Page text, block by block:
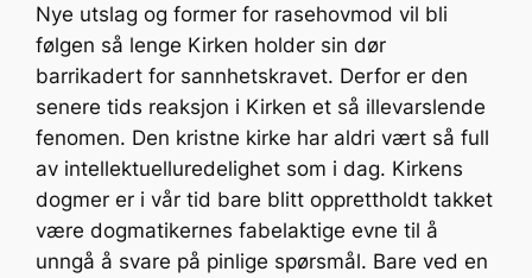
Nye utslag og former for rasehovmod vil bli
følgen så lenge Kirken holder sin dør
barrikadert for sannhetskravet. Derfor er den
senere tids reaksjon i Kirken et så illevarslende
fenomen. Den kristne kirke har aldri vært så full
av intellektuelluredelighet som i dag. Kirkens
dogmer er i vår tid bare blitt opprettholdt takket
være dogmatikernes fabelaktige evne til å
unngå å svare på pinlige spørsmål. Bare ved en